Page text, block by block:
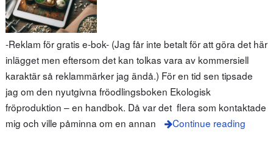
-Reklam för gratis e-bok- (Jag får inte betalt för att göra det här
inlägget men eftersom det kan tolkas vara av kommersiell
karaktär så reklammärker jag ändå.) För en tid sen tipsade
jag om den nyutgivna fröodlingsboken Ekologisk
fröproduktion – en handbok. Då var det flera som kontaktade
mig och ville påminna om en annan
Continue reading